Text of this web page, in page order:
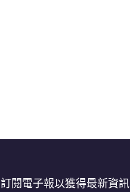
訂閱電子報以獲得最新資訊